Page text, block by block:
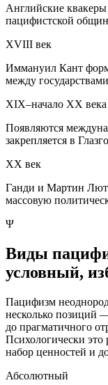
Английские квакеры
пацифистской
XVIII век
Иммануил Кант
между
XIX–начало XX века
Появляются
закрепляется в
XX век
Ганди и Мартин
массовую
Ψ
Виды
условный,
Пацифизм
несколько позиций
до прагматичного
Психологически это
набор ценностей и
Абсолютный